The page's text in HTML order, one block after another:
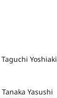
Yoshiaki
Yasushi